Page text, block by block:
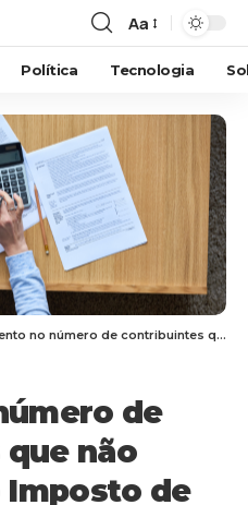
Aa
Política Tecnologia
de contribuintes que não entregaram o Imposto de Renda em Uberlândia e Uberaba preocupa autoridades
de
não
de